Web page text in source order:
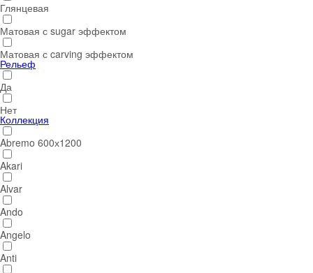
Глянцевая
Матовая с sugar эффектом
Матовая с carving эффектом
Рельеф
Да
Нет
Коллекция
Abremo 600х1200
Akari
Alvar
Ando
Angelo
Anti